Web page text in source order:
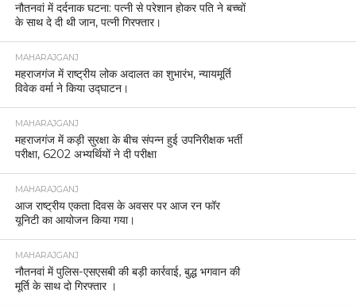
नौतनवां में दर्दनाक घटना: पत्नी से परेशान होकर पति ने बच्चों
के साथ दे दी थी जान, पत्नी गिरफ्तार।
MAHARAJGANJ
महराजगंज में राष्ट्रीय लोक अदालत का शुभारंभ, न्यायमूर्ति
विवेक वर्मा ने किया उद्घाटन।
MAHARAJGANJ
महराजगंज में कड़ी सुरक्षा के बीच संपन्न हुई उपनिरीक्षक भर्ती
परीक्षा, 6202 अभ्यर्थियों ने दी परीक्षा
MAHARAJGANJ
आज राष्ट्रीय एकता दिवस के अवसर पर आज रन फॉर
यूनिटी का आयोजन किया गया।
MAHARAJGANJ
नौतनवां में पुलिस-एसएसबी की बड़ी कार्रवाई, बुद्ध भगवान की
मूर्ति के साथ दो गिरफ्तार ।